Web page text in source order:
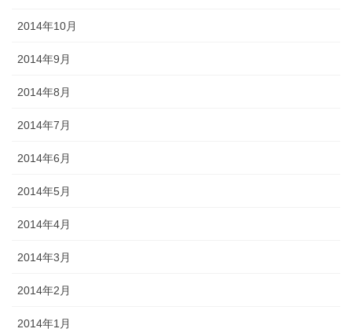
2014年10月
2014年9月
2014年8月
2014年7月
2014年6月
2014年5月
2014年4月
2014年3月
2014年2月
2014年1月